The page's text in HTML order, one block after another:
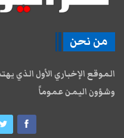
من نحن
الموقع الإخباري الأول
وشؤون اليمن عموماً